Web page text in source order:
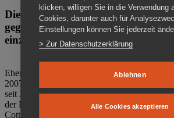
Die Gedenkstätte Zuchthaus
gegen das Vergessen. Anschaulich,
einzigartig.
Ehemalige politische Häftlinge der DDR
2007 den Verein Menschenrechtszentrum
seit 2011 Eigentümer des ehemaligen
der Bautzener Straße und Träger der
Cottbus ist. Im Zentrum der Arbeit der
klicken, willigen Sie in die Verwendung
Cookies, darunter auch für
Einstellungen können Sie jederzeit
> Zur Datenschutzerklärung
Ablehnen
Alle Cookies akzeptieren